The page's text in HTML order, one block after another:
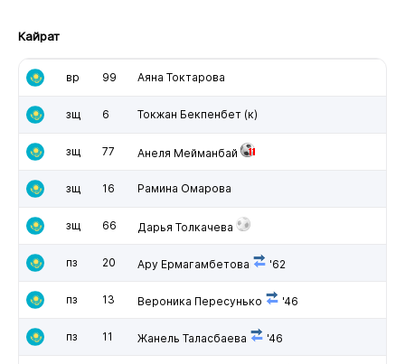
Кайрат
вр 99 Аяна Токтарова
зщ 6 Токжан Бекпенбет(к)
зщ 77 Анеля Мейманбай
зщ 16 Рамина Омарова
зщ 66 Дарья Толкачева
пз 20 Ару Ермагамбетова '62
пз 13 Вероника Пересунько '46
пз 11 Жанель Таласбаева '46